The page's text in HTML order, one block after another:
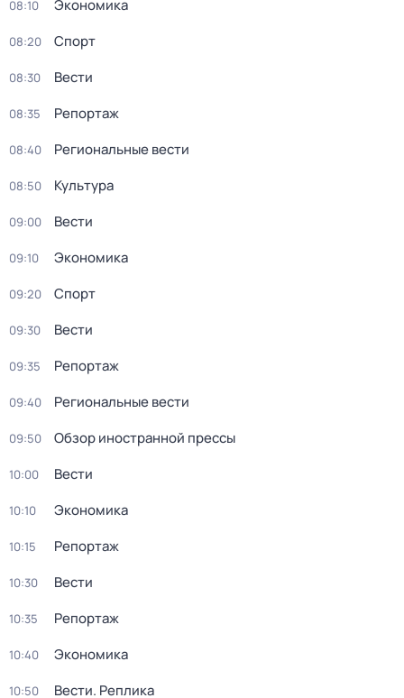
08:10 Экономика
08:20 Спорт
08:30 Вести
08:35 Репортаж
08:40 Региональные вести
08:50 Культура
09:00 Вести
09:10 Экономика
09:20 Спорт
09:30 Вести
09:35 Репортаж
09:40 Региональные вести
09:50 Обзор иностранной прессы
10:00 Вести
10:10 Экономика
10:15 Репортаж
10:30 Вести
10:35 Репортаж
10:40 Экономика
10:50 Вести. Реплика